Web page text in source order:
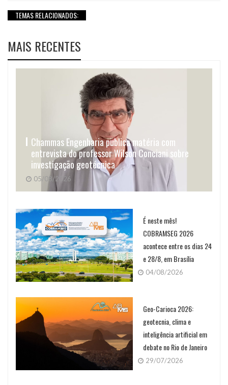
TEMAS RELACIONADOS:
MAIS RECENTES
Chammas Engenharia publica matéria com
entrevista do professor Wilson Conciani sobre
investigação geotécnica
05/08/2026
É neste mês!
COBRAMSEG 2026
acontece entre os dias 24
e 28/8, em Brasília
04/08/2026
Geo-Carioca 2026:
geotecnia, clima e
inteligência artificial em
debate no Rio de Janeiro
29/07/2026